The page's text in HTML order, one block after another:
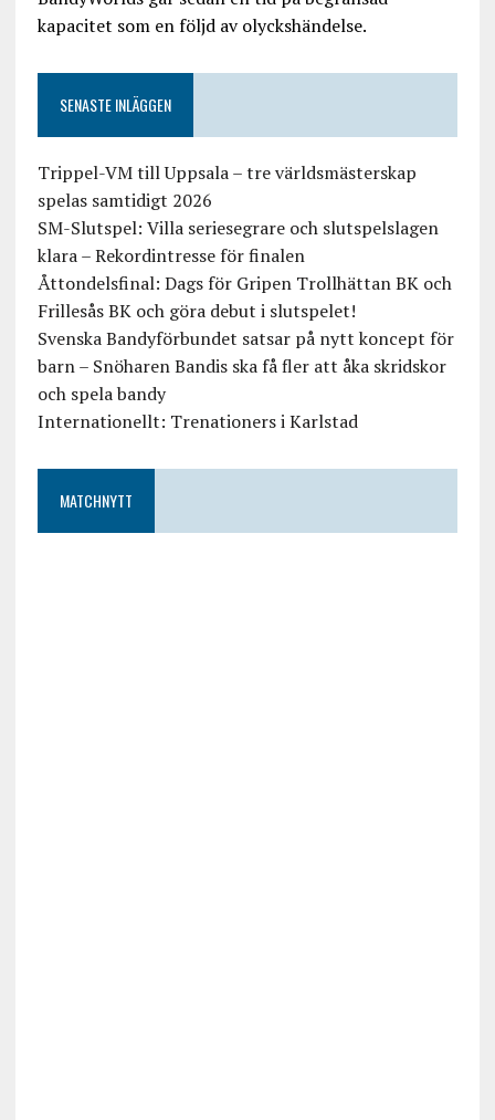
kapacitet som en följd av olyckshändelse.
SENASTE INLÄGGEN
Trippel-VM till Uppsala – tre världsmästerskap
spelas samtidigt 2026
SM-Slutspel: Villa seriesegrare och slutspelslagen
klara – Rekordintresse för finalen
Åttondelsfinal: Dags för Gripen Trollhättan BK och
Frillesås BK och göra debut i slutspelet!
Svenska Bandyförbundet satsar på nytt koncept för
barn – Snöharen Bandis ska få fler att åka skridskor
och spela bandy
Internationellt: Trenationers i Karlstad
MATCHNYTT